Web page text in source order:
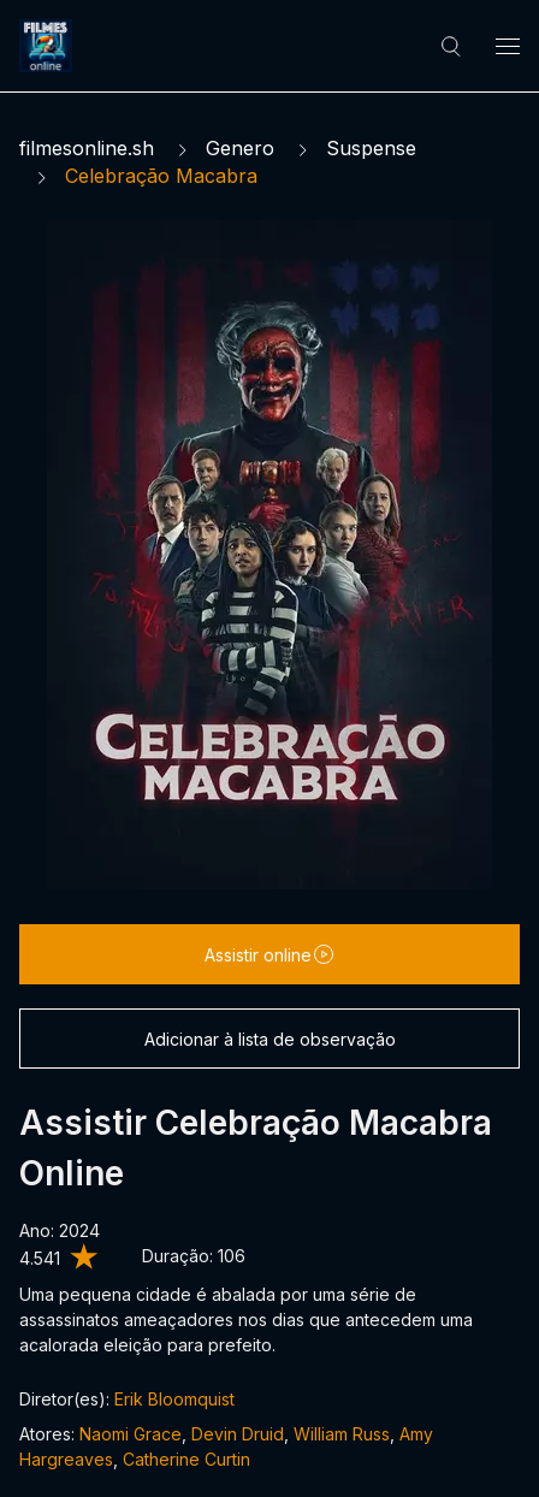
filmesonline.sh Genero
Suspense
Celebração Macabra
4.541 Duração: 106
Assistir Celebração Macabra
Online
Ano: 2024
Uma pequena cidade é abalada por uma série de
assassinatos ameaçadores nos dias que antecedem uma
acalorada eleição para prefeito.
Assistir online
Adicionar à lista de observação
Diretor(es): Erik Bloomquist
Atores: Naomi Grace Devin Druid William Russ Amy
Hargreaves Catherine Curtin